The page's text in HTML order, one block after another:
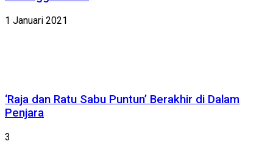
1 Januari 2021
‘Raja dan Ratu Sabu Puntun’ Berakhir di Dalam
Penjara
3